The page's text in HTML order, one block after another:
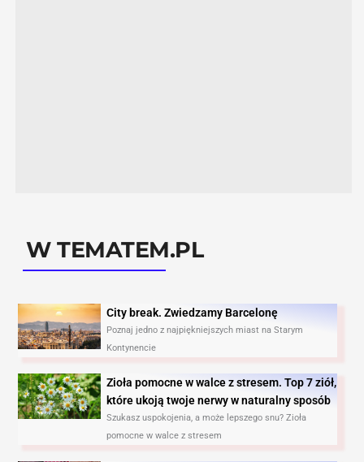
W TEMATEM.PL
City break. Zwiedzamy Barcelonę​
Poznaj jedno z najpiękniejszych miast na Starym
Kontynencie
Zioła pomocne w walce z stresem. Top 7 ziół,
które ukoją twoje nerwy w naturalny sposób
Szukasz uspokojenia, a może lepszego snu? Zioła
pomocne w walce z stresem